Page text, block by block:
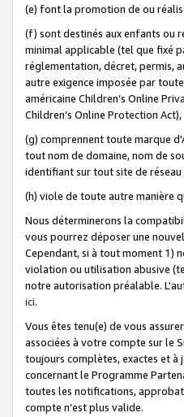
(e) font la promotion de ou
(f) sont destinés aux enfants ou
minimal applicable (tel que fixé
réglementation, décret, permis,
autre exigence imposée par
américaine Children’s Online
Children’s Online Protection Act),
(g) comprennent toute marque
tout nom de domaine, nom de
identifiant sur tout site de
(h) viole de toute autre manière
Nous déterminerons la
vous pourrez déposer une
Cependant, si à tout moment 1)
violation ou utilisation abusive
notre autorisation préalable.
ici.
Vous êtes tenu(e) de vous
associées à votre compte sur le
toujours complètes, exactes et à
concernant le Programme
toutes les notifications,
compte n’est plus valide.